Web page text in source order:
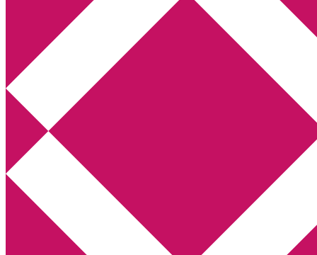
Annikas litteratur- och kulturblogg
Deckare, kriminalromaner, thrillers
Hem
Boktolva
Författarfemman
Kontakt